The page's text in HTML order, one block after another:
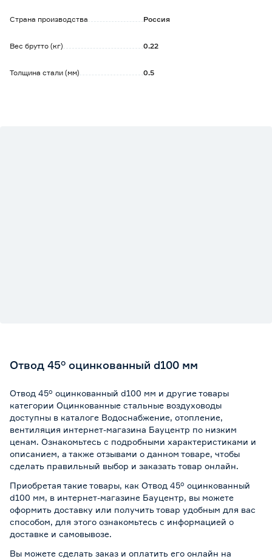
Страна производства Россия
Вес брутто (кг) 0.22
Толщина стали (мм) 0.5
Отвод 45° оцинкованный d100 мм
Отвод 45° оцинкованный d100 мм и другие товары
категории Оцинкованные стальные воздуховоды
доступны в каталоге Водоснабжение, отопление,
вентиляция интернет-магазина Бауцентр по низким
ценам. Ознакомьтесь с подробными характеристиками и
описанием, а также отзывами о данном товаре, чтобы
сделать правильный выбор и заказать товар онлайн.
Приобретая такие товары, как Отвод 45° оцинкованный
d100 мм, в интернет-магазине Бауцентр, вы можете
оформить доставку или получить товар удобным для вас
способом, для этого ознакомьтесь с информацией о
доставке и самовывозе.
Вы можете сделать заказ и оплатить его онлайн на